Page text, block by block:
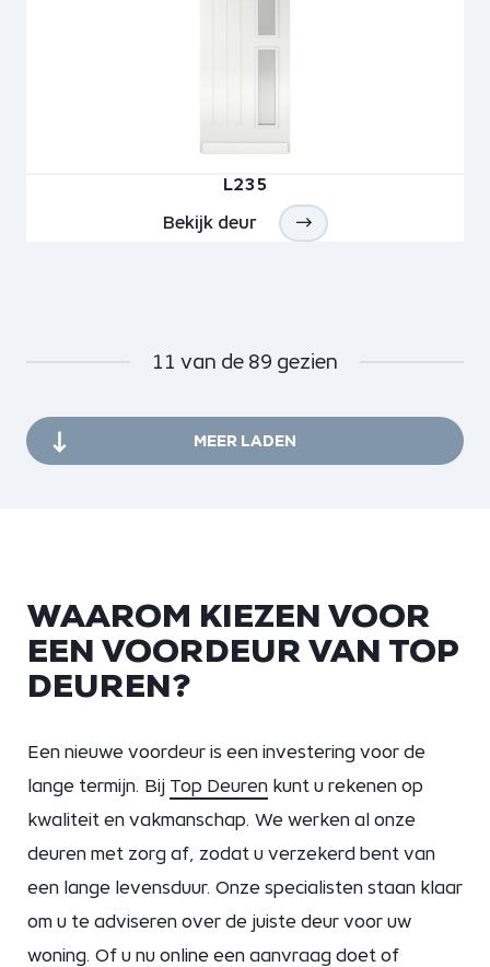
L235
Bekijk deur
11 van de 89 gezien
MEER LADEN
WAAROM KIEZEN VOOR
EEN VOORDEUR VAN TOP
DEUREN?
Een nieuwe voordeur is een investering voor de
lange termijn. Bij Top Deurenkunt u rekenen op
kwaliteit en vakmanschap. We werken al onze
deuren met zorg af, zodat u verzekerd bent van
een lange levensduur. Onze specialisten staan klaar
om u te adviseren over de juiste deur voor uw
woning. Of u nu online een aanvraagdoet of